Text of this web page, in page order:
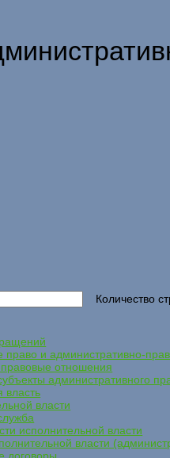
Количество
право и административно-
отношения
административного
власть
власти
исполнительной власти
власти
договоры.